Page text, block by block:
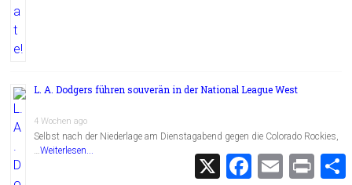
L. A. Dodgers führen souverän in der National League West
4 Wochen ago
Selbst nach der Niederlage am Dienstagabend gegen die Colorado Rockies,
…Weiterlesen...
X
F
E
m
P